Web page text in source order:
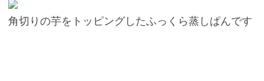
角切りの芋をトッピングしたふっくら蒸しぱんです